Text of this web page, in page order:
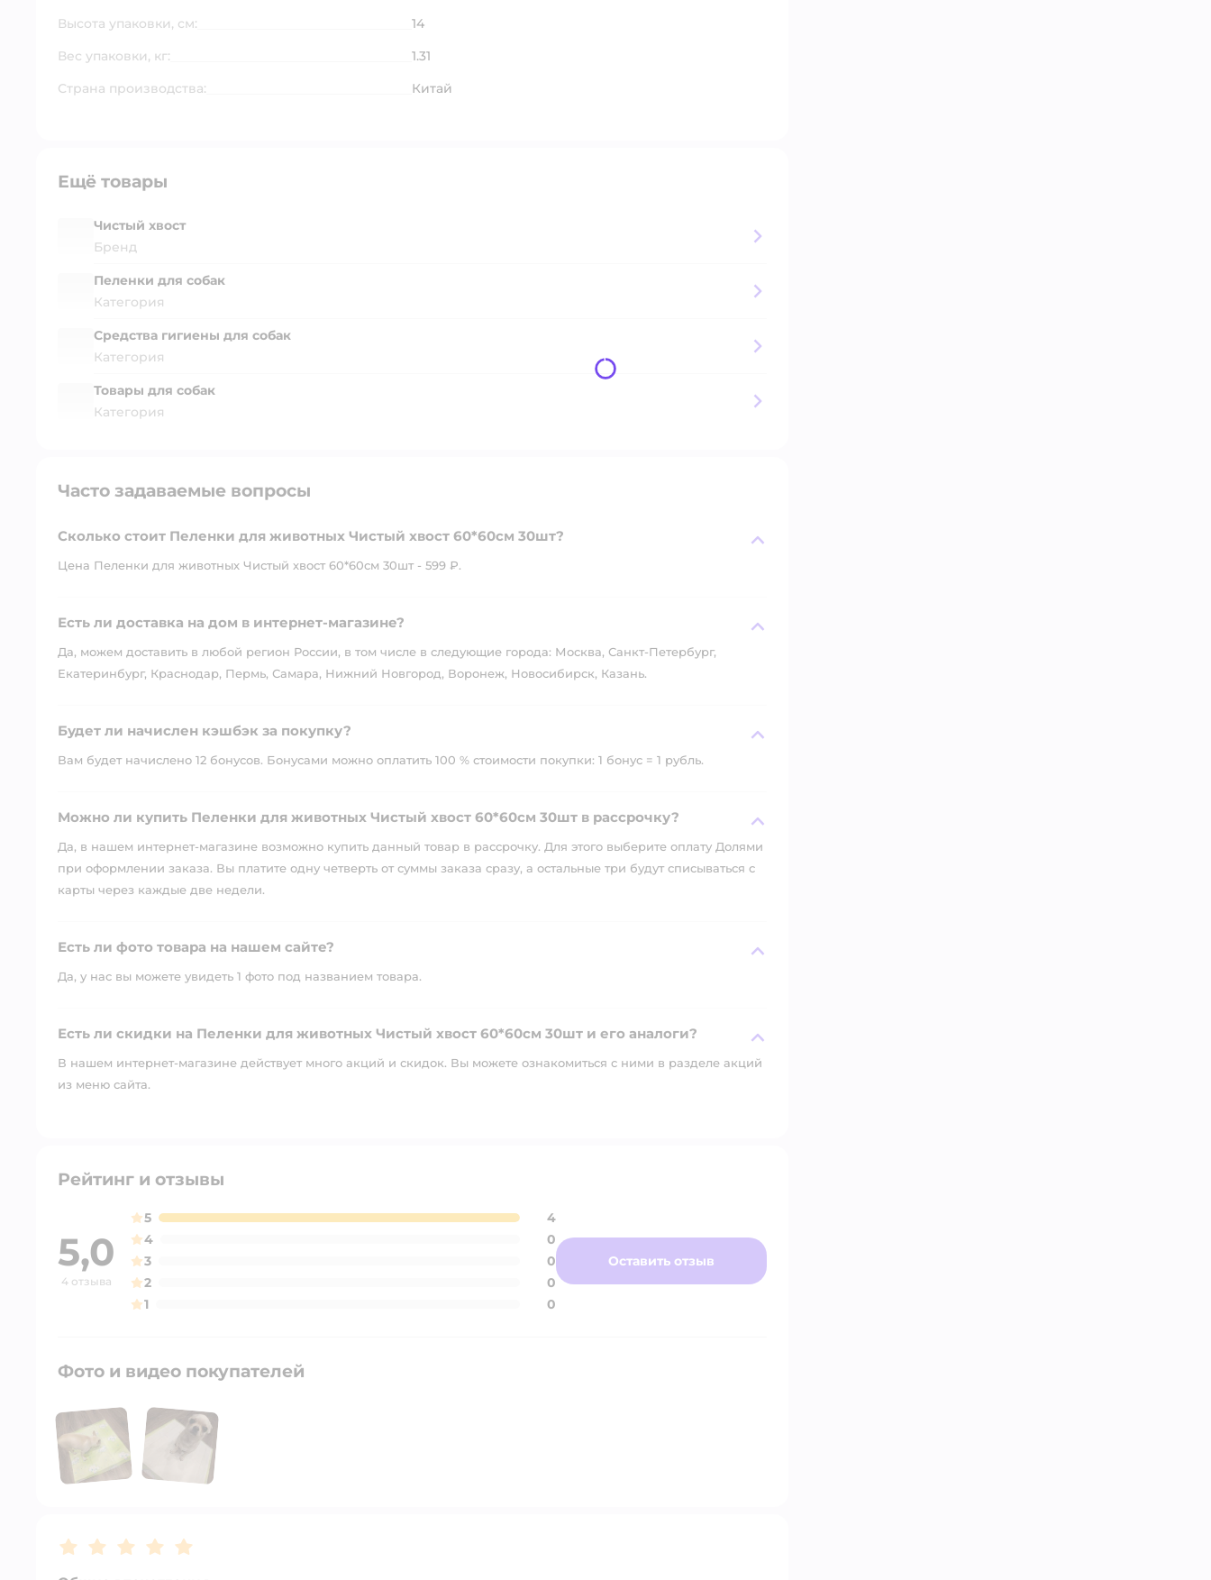
Высота упаковки, см:
14
Вес упаковки, кг:
1.31
Страна производства:
Китай
Ещё товары
Чистый хвост
Бренд
Пеленки для собак
Категория
Средства гигиены для собак
Категория
Товары для собак
Категория
Часто задаваемые вопросы
Сколько стоит Пеленки для животных Чистый хвост 60*60см 30шт?
Цена Пеленки для животных Чистый хвост 60*60см 30шт - 599 ₽.
Есть ли доставка на дом в интернет-магазине?
Да, можем доставить в любой регион России, в том числе в следующие города: Москва, Санкт-Петербург,
Екатеринбург, Краснодар, Пермь, Самара, Нижний Новгород, Воронеж, Новосибирск, Казань.
Будет ли начислен кэшбэк за покупку?
Вам будет начислено 12 бонусов. Бонусами можно оплатить 100 % стоимости покупки: 1 бонус = 1 рубль.
Можно ли купить Пеленки для животных Чистый хвост 60*60см 30шт в рассрочку?
Да, в нашем интернет-магазине возможно купить данный товар в рассрочку. Для этого выберите оплату Долями
при оформлении заказа. Вы платите одну четверть от суммы заказа сразу, а остальные три будут списываться с
карты через каждые две недели.
Есть ли фото товара на нашем сайте?
Да, у нас вы можете увидеть 1 фото под названием товара.
Есть ли скидки на Пеленки для животных Чистый хвост 60*60см 30шт и его аналоги?
В нашем интернет-магазине действует много акций и скидок. Вы можете ознакомиться с ними в разделе акций
из меню сайта.
Рейтинг и отзывы
5,0
4 отзыва
5
4
4
0
3
0
2
0
1
0
Оставить отзыв
Фото и видео покупателей
Рейтинг:5